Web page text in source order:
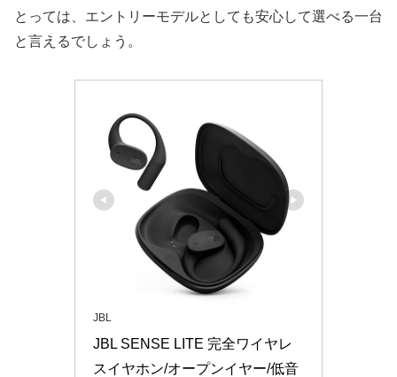
とっては、エントリーモデルとしても安心して選べる一台
と言えるでしょう。
JBL
JBL SENSE LITE 完全ワイヤレ
スイヤホン/オープンイヤー/低音